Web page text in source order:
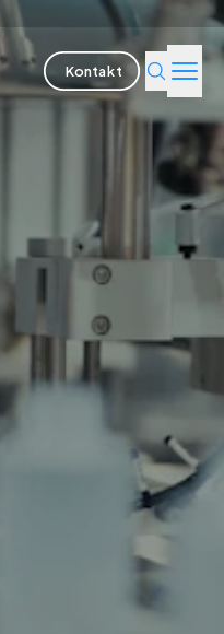
Kontakt
Events